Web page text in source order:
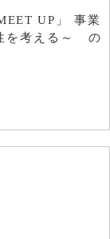
UP」 事業
を考える～ の